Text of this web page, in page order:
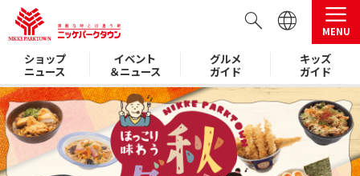
MENU
ショップ
ニュース
イベント
＆ニュース
グルメ
ガイド
キッズ
ガイド